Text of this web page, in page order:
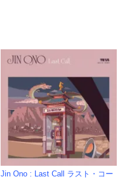
Jin Ono : Last Call ラスト・コー